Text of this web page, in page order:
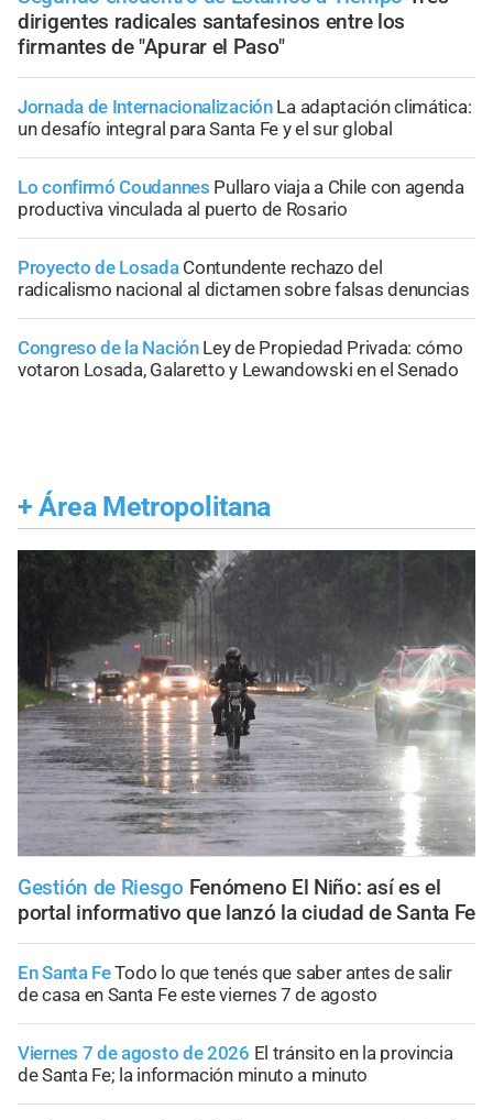
dirigentes radicales santafesinos entre los
firmantes de "Apurar el Paso"
Jornada de Internacionalización La adaptación climática:
un desafío integral para Santa Fe y el sur global
Lo confirmó Coudannes Pullaro viaja a Chile con agenda
productiva vinculada al puerto de Rosario
Proyecto de Losada Contundente rechazo del
radicalismo nacional al dictamen sobre falsas denuncias
Congreso de la Nación Ley de Propiedad Privada: cómo
votaron Losada, Galaretto y Lewandowski en el Senado
+ Área Metropolitana
Gestión de Riesgo Fenómeno El Niño: así es el
portal informativo que lanzó la ciudad de Santa Fe
En Santa FeTodo lo que tenés que saber antes de salir
de casa en Santa Fe este viernes 7 de agosto
Viernes 7 de agosto de 2026 El tránsito en la provincia
de Santa Fe; la información minuto a minuto